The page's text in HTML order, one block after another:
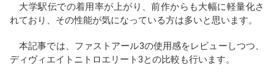
大学駅伝での着用率が上がり、前作からも大幅に軽量化さ
れており、その性能が気になっている方は多いと思います。
本記事では、ファストアール3の使用感をレビューしつつ、
ディヴィエイトニトロエリート3との比較も行います。